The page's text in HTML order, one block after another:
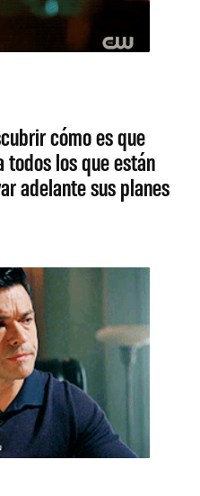
cómo es que
los que están
adelante sus planes